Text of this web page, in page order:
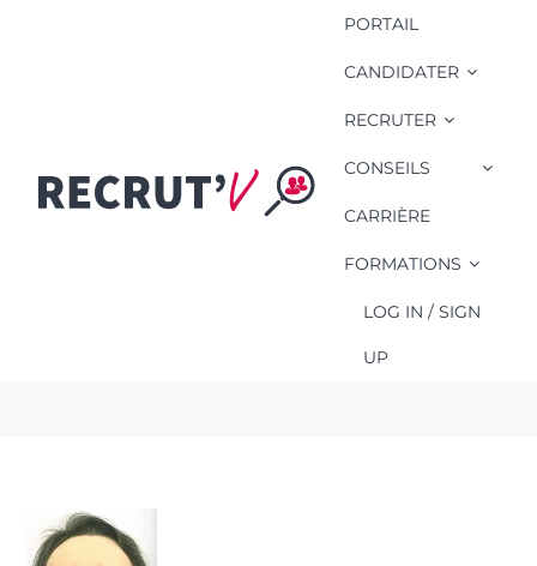
PORTAIL
CANDIDATER
RECRUTER
CONSEILS
CARRIÈRE
FORMATIONS
LOG IN / SIGN
UP
Chrystelle *********
BTS Assistante de
gestion PME PMI en
professionnalisation